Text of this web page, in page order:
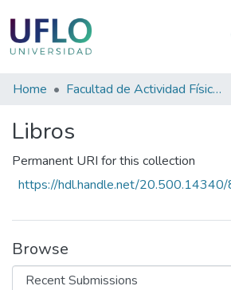
Communities
Collections
All of RIUFLO
Home Facultad de Actividad Física y Deporte
Libros
Permanent URI for this collection
https://hdl.handle.net/
Browse